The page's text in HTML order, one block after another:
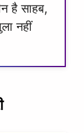
है साहब,
नहीं